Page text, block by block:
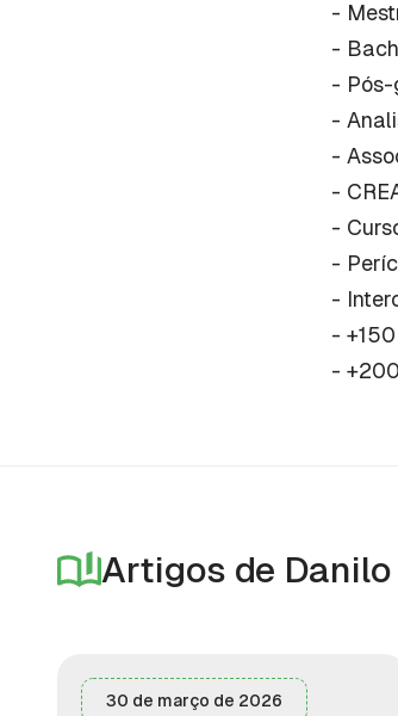
-
-
- Pós-
-
-
-
-
-
-
-
-
Artigos de
30 de março de 2026